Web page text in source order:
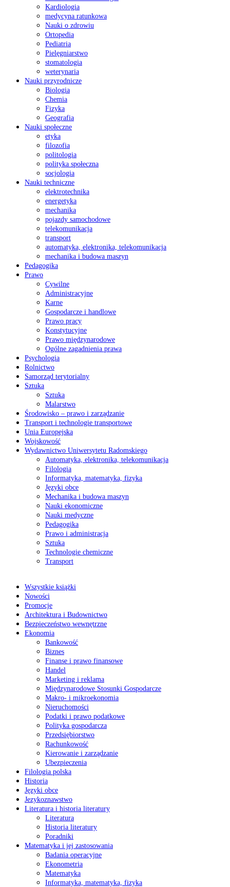
Kardiologia
medycyna ratunkowa
Nauki o zdrowiu
Ortopedia
Pediatria
Pielęgniarstwo
stomatologia
weterynaria
Nauki przyrodnicze
Biologia
Chemia
Fizyka
Geografia
Nauki społeczne
etyka
filozofia
politologia
polityka społeczna
socjologia
Nauki techniczne
elektrotechnika
energetyka
mechanika
pojazdy samochodowe
telekomunikacja
transport
automatyka, elektronika, telekomunikacja
mechanika i budowa maszyn
Pedagogika
Prawo
Cywilne
Administracyjne
Karne
Gospodarcze i handlowe
Prawo pracy
Konstytucyjne
Prawo międzynarodowe
Ogólne zagadnienia prawa
Psychologia
Rolnictwo
Samorząd terytorialny
Sztuka
Sztuka
Malarstwo
Środowisko – prawo i zarządzanie
Transport i technologie transportowe
Unia Europejska
Wojskowość
Wydawnictwo Uniwersytetu Radomskiego
Automatyka, elektronika, telekomunikacja
Filologia
Informatyka, matematyka, fizyka
Języki obce
Mechanika i budowa maszyn
Nauki ekonomiczne
Nauki medyczne
Pedagogika
Prawo i administracja
Sztuka
Technologie chemiczne
Transport
Wszystkie książki
Nowości
Promocje
Architektura i Budownictwo
Bezpieczeństwo wewnętrzne
Ekonomia
Bankowość
Biznes
Finanse i prawo finansowe
Handel
Marketing i reklama
Międzynarodowe Stosunki Gospodarcze
Makro- i mikroekonomia
Nieruchomości
Podatki i prawo podatkowe
Polityka gospodarcza
Przedsiębiorstwo
Rachunkowość
Kierowanie i zarządzanie
Ubezpieczenia
Filologia polska
Historia
Języki obce
Jezykoznawstwo
Literatura i historia literatury
Literatura
Historia literatury
Poradniki
Matematyka i jej zastosowania
Badania operacyjne
Ekonometria
Matematyka
Informatyka, matematyka, fizyka